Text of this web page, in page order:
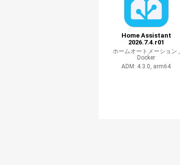
Home Assistant
2026.7.4.r01
ホームオートメーション ,
Docker
ADM: 4.3.0, arm64